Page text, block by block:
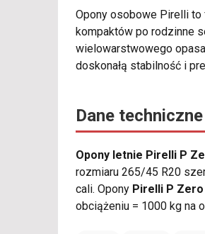
Opony osobowe Pirelli
kompaktów po rodzinne
wielowarstwowego
doskonałą stabilność i
Dane techniczne
Opony letnie Pirelli P
rozmiaru 265/45 R20
cali. Opony Pirelli P Zero
obciążeniu = 1000 kg na